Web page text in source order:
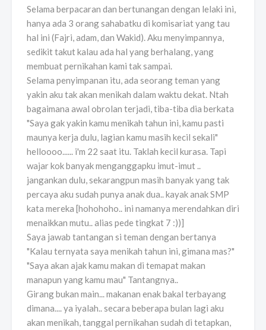
Selama berpacaran dan bertunangan dengan lelaki ini,
hanya ada 3 orang sahabatku di komisariat yang tau
hal ini (Fajri, adam, dan Wakid). Aku menyimpannya,
sedikit takut kalau ada hal yang berhalang, yang
membuat pernikahan kami tak sampai.
Selama penyimpanan itu, ada seorang teman yang
yakin aku tak akan menikah dalam waktu dekat. Ntah
bagaimana awal obrolan terjadi, tiba-tiba dia berkata
"Saya gak yakin kamu menikah tahun ini, kamu pasti
maunya kerja dulu, lagian kamu masih kecil sekali"
helloooo...... i'm 22 saat itu. Taklah kecil kurasa. Tapi
wajar kok banyak menganggapku imut-imut ..
jangankan dulu, sekarangpun masih banyak yang tak
percaya aku sudah punya anak dua.. kayak anak SMP
kata mereka [hohohoho.. ini namanya merendahkan diri
menaikkan mutu.. alias pede tingkat 7 :))]
Saya jawab tantangan si teman dengan bertanya
"Kalau ternyata saya menikah tahun ini, gimana mas?"
"Saya akan ajak kamu makan di temapat makan
manapun yang kamu mau" Tantangnya..
Girang bukan main... makanan enak bakal terbayang
dimana.... ya iyalah.. secara beberapa bulan lagi aku
akan menikah, tanggal pernikahan sudah di tetapkan,